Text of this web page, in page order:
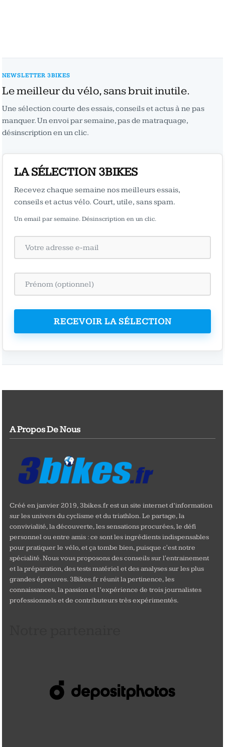
NEWSLETTER 3BIKES
Le meilleur du vélo, sans bruit inutile.
Une sélection courte des essais, conseils et actus à ne pas
manquer. Un envoi par semaine, pas de matraquage,
désinscription en un clic.
LA SÉLECTION 3BIKES
Recevez chaque semaine nos meilleurs essais,
conseils et actus vélo. Court, utile, sans spam.
Un email par semaine. Désinscription en un clic.
RECEVOIR LA SÉLECTION
A Propos De Nous
Créé en janvier 2019, 3bikes.fr est un site internet d’information
sur les univers du cyclisme et du triathlon. Le partage, la
convivialité, la découverte, les sensations procurées, le défi
personnel ou entre amis : ce sont les ingrédients indispensables
pour pratiquer le vélo, et ça tombe bien, puisque c'est notre
spécialité. Nous vous proposons des conseils sur l'entrainement
et la préparation, des tests matériel et des analyses sur les plus
grandes épreuves. 3Bikes.fr réunit la pertinence, les
connaissances, la passion et l’expérience de trois journalistes
professionnels et de contributeurs très expérimentés.